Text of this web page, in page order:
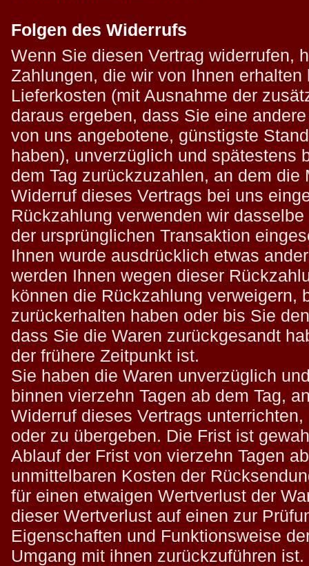
Folgen des Widerrufs
Wenn Sie diesen Vertrag widerrufen,
Zahlungen, die wir von Ihnen
Lieferkosten (mit Ausnahme der
daraus ergeben, dass Sie eine
von uns angebotene, günstigste
haben), unverzüglich und spätestens
dem Tag zurückzuzahlen, an dem die
Widerruf dieses Vertrags bei uns
Rückzahlung verwenden wir
der ursprünglichen Transaktion
Ihnen wurde ausdrücklich etwas
werden Ihnen wegen dieser
können die Rückzahlung verweigern,
zurückerhalten haben oder bis Sie
dass Sie die Waren zurückgesandt
der frühere Zeitpunkt ist.
Sie haben die Waren unverzüglich
binnen vierzehn Tagen ab dem Tag,
Widerruf dieses Vertrags
oder zu übergeben. Die Frist ist
Ablauf der Frist von vierzehn Tagen
unmittelbaren Kosten der
für einen etwaigen Wertverlust der
dieser Wertverlust auf einen zur
Eigenschaften und Funktionsweise
Umgang mit ihnen zurückzuführen ist.